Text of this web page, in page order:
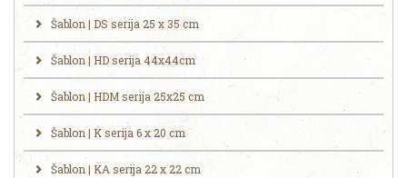
Šablon | DS serija 25 x 35 cm
Šablon | HD serija 44x44cm
Šablon | HDM serija 25x25 cm
Šablon | K serija 6 x 20 cm
Šablon | KA serija 22 x 22 cm